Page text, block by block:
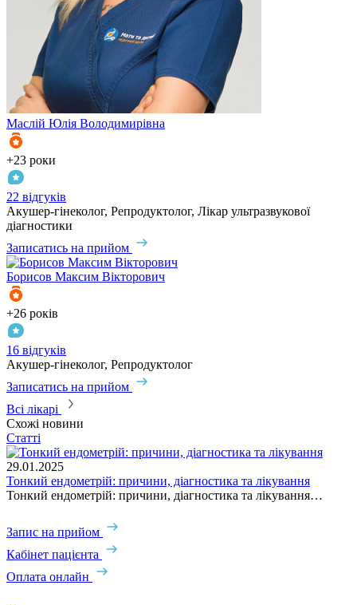
Маслій Юлія Володимирівна
+23 роки
22 відгуків
Акушер-гінеколог, Репродуктолог, Лікар ультразвукової
діагностики
Записатись на прийом
Борисов Максим Вікторович
+26 років
16 відгуків
Акушер-гінеколог, Репродуктолог
Записатись на прийом
Всі лікарі
Схожі новини
Статті
29.01.2025
Тонкий ендометрій: причини, діагностика та лікування
Тонкий ендометрій: причини, діагностика та лікування…
Запис на прийом
Кабінет пацієнта
Оплата онлайн